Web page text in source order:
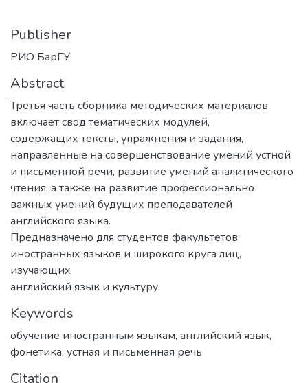
Publisher
РИО БарГУ
Abstract
Третья часть сборника методических материалов
включает свод тематических модулей,
содержащих тексты, упражнения и задания,
направленные на совершенствование умений устной
и письменной речи, развитие умений аналитического
чтения, а также на развитие профессионально
важных умений будущих преподавателей
английского языка.
Предназначено для студентов факультетов
иностранных языков и широкого круга лиц,
изучающих
английский язык и культуру.
Keywords
обучение иностранным языкам, английский язык,
фонетика, устная и письменная речь
Citation